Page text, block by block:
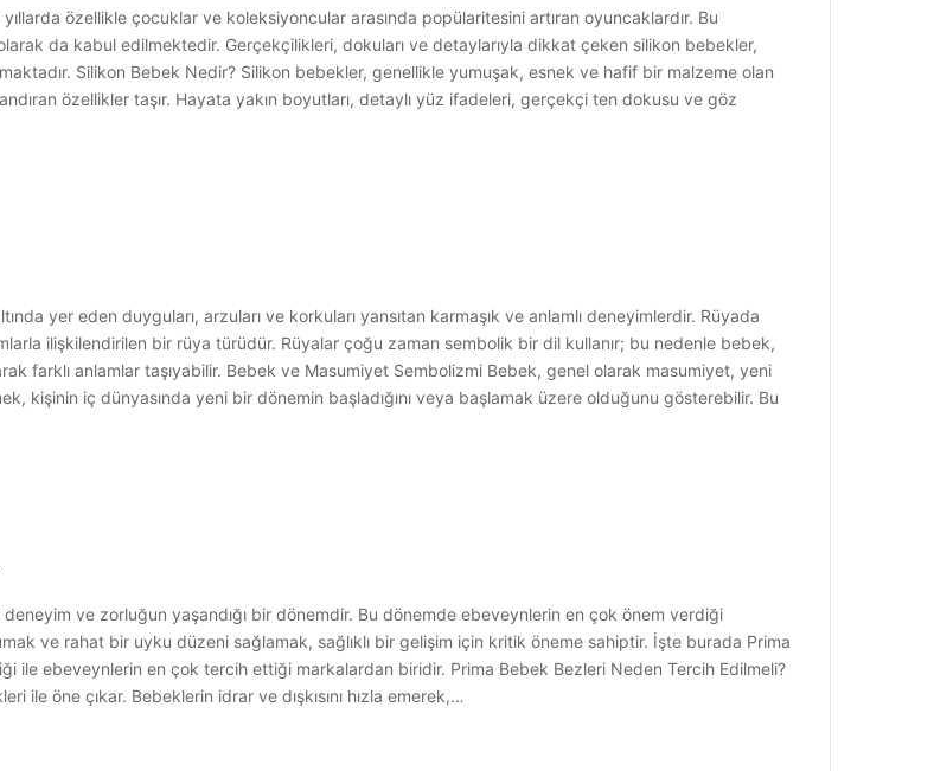
özellikle çocuklar ve koleksiyoncular arasında popülaritesini artıran oyuncaklardır. Bu
da kabul edilmektedir. Gerçekçilikleri, dokuları ve detaylarıyla dikkat çeken silikon bebekler,
Silikon Bebek Nedir? Silikon bebekler, genellikle yumuşak, esnek ve hafif bir malzeme olan
özellikler taşır. Hayata yakın boyutları, detaylı yüz ifadeleri, gerçekçi ten dokusu ve göz
yer eden duyguları, arzuları ve korkuları yansıtan karmaşık ve anlamlı deneyimlerdir. Rüyada
ilişkilendirilen bir rüya türüdür. Rüyalar çoğu zaman sembolik bir dil kullanır; bu nedenle bebek,
farklı anlamlar taşıyabilir. Bebek ve Masumiyet Sembolizmi Bebek, genel olarak masumiyet, yeni
kişinin iç dünyasında yeni bir dönemin başladığını veya başlamak üzere olduğunu gösterebilir. Bu
ve zorluğun yaşandığı bir dönemdir. Bu dönemde ebeveynlerin en çok önem verdiği
ve rahat bir uyku düzeni sağlamak, sağlıklı bir gelişim için kritik öneme sahiptir. İşte burada Prima
ile ebeveynlerin en çok tercih ettiği markalardan biridir. Prima Bebek Bezleri Neden Tercih Edilmeli?
ile öne çıkar. Bebeklerin idrar ve dışkısını hızla emerek,…